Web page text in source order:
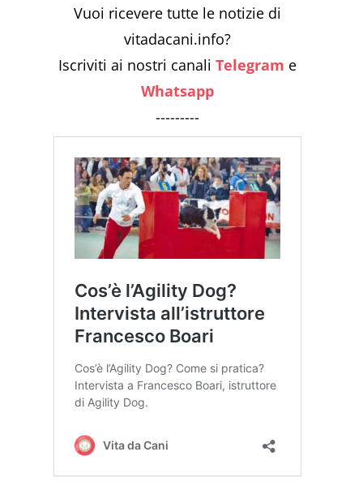
Vuoi ricevere tutte le notizie di
vitadacani.info?
Iscriviti ai nostri canaliTelegram e
Whatsapp
---------